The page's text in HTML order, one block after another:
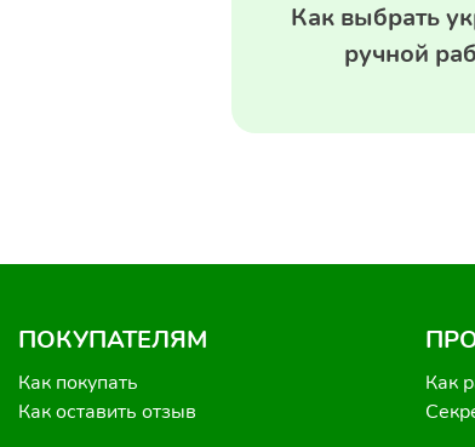
Как выбрать
ручной
ПОКУПАТЕЛЯМ
Как покупать
Как оставить отзыв
Как